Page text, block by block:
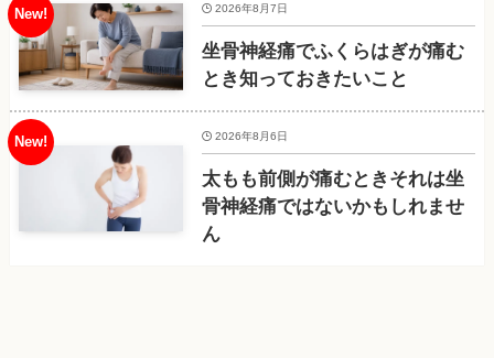
坐骨神経痛でふくらはぎが痛む
とき知っておきたいこと
2026年8月7日
太もも前側が痛むときそれは坐
骨神経痛ではないかもしれませ
ん
2026年8月6日